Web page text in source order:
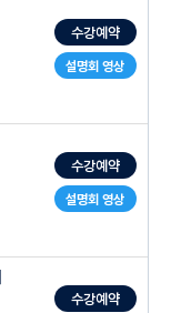
설명회 영상
수강예약
설명회 영상
수강예약
수강예약